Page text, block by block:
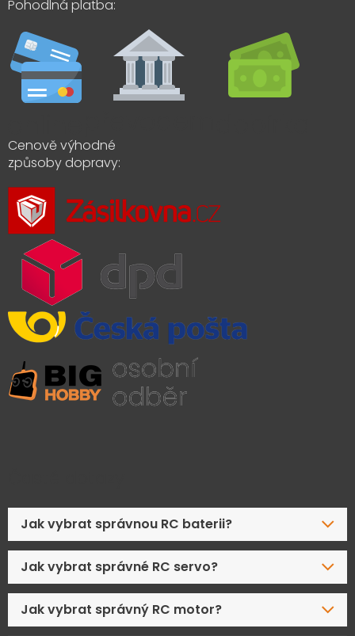
Pohodlná platba:
Cenově výhodné
způsoby dopravy:
Jak vybrat správnou RC baterii?
Jak vybrat správné RC servo?
Jak vybrat správný RC motor?